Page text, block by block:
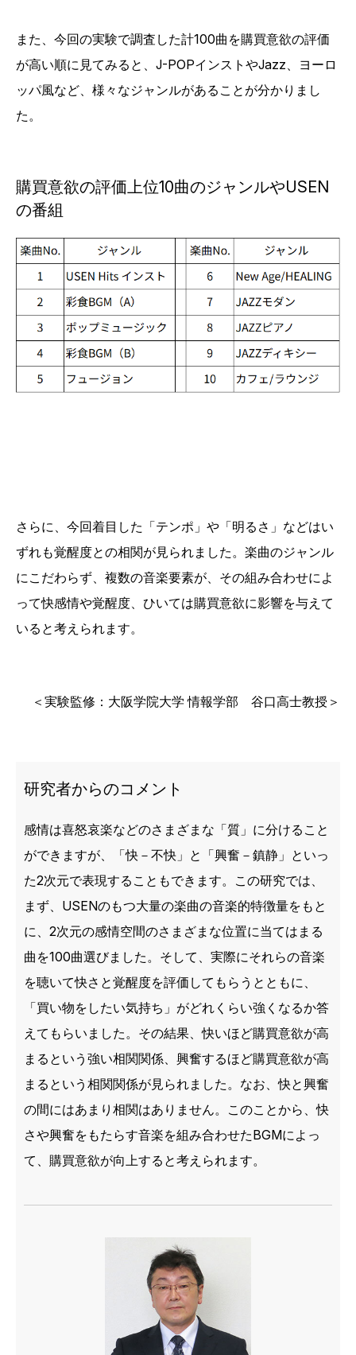
また、今回の実験で調査した計100曲を購買意欲の評価
が高い順に見てみると、J-POPインストやJazz、ヨーロ
ッパ風など、様々なジャンルがあることが分かりまし
た。
購買意欲の評価上位10曲のジャンルやUSEN
の番組
さらに、今回着目した「テンポ」や「明るさ」などはい
ずれも覚醒度との相関が見られました。楽曲のジャンル
にこだわらず、複数の音楽要素が、その組み合わせによ
って快感情や覚醒度、ひいては購買意欲に影響を与えて
いると考えられます。
＜実験監修：大阪学院大学 情報学部 谷口高士教授＞
研究者からのコメント
感情は喜怒哀楽などのさまざまな「質」に分けること
ができますが、「快－不快」と「興奮－鎮静」といっ
た2次元で表現することもできます。この研究では、
まず、USENのもつ大量の楽曲の音楽的特徴量をもと
に、2次元の感情空間のさまざまな位置に当てはまる
曲を100曲選びました。そして、実際にそれらの音楽
を聴いて快さと覚醒度を評価してもらうとともに、
「買い物をしたい気持ち」がどれくらい強くなるか答
えてもらいました。その結果、快いほど購買意欲が高
まるという強い相関関係、興奮するほど購買意欲が高
まるという相関関係が見られました。なお、快と興奮
の間にはあまり相関はありません。このことから、快
さや興奮をもたらす音楽を組み合わせたBGMによっ
て、購買意欲が向上すると考えられます。